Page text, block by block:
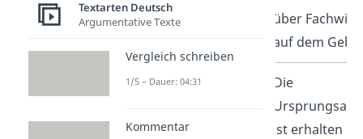
über
auf dem
Korrektheit
Die
ist erhalten
Textarten Deutsch
Argumentative Texte
Vergleich schreiben
1/5 – Dauer: 04:31
Kommentar